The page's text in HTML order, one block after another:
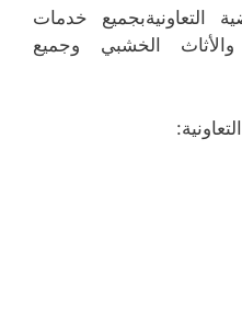
التعاونيةبجميع خدمات
والأثاث الخشبي وجميع